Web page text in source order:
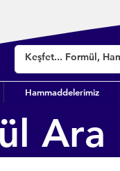
Hammaddelerimiz
Ara